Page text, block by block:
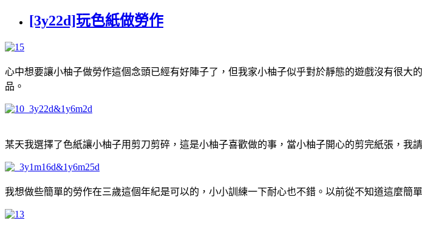
[3y22d]玩色紙做勞作
心中想要讓小柚子做勞作這個念頭已經有好陣子了，但我家小柚子似乎對於靜態的遊戲沒有很
品。
某天我選擇了色紙讓小柚子用剪刀剪碎，這是小柚子喜歡做的事，當小柚子開心的剪完紙張，我
我想做些簡單的勞作在三歲這個年紀是可以的，小小訓練一下耐心也不錯。以前從不知道這麼